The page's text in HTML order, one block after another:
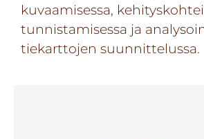
kuvaamisessa,
tunnistamisessa ja
tiekarttojen suunnittelussa.